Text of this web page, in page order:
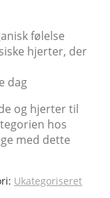
følelse
hjerter, der
dag
og hjerter til
hos
med dette
Ukategoriseret